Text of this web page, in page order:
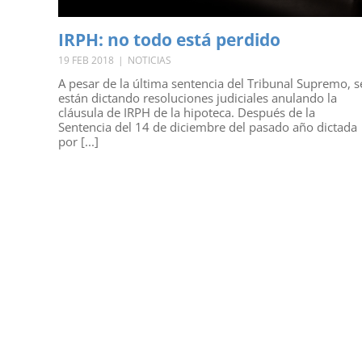
IRPH: no todo está perdido
19 FEB 2018 | NOTICIAS
A pesar de la última sentencia del Tribunal Supremo,
están dictando resoluciones judiciales anulando la
cláusula de IRPH de la hipoteca. Después de la
Sentencia del 14 de diciembre del pasado año dictada
por [...]